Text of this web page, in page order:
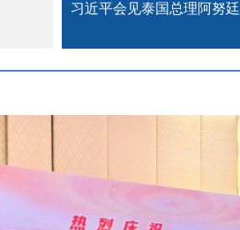
习近平会见泰国总理阿努廷